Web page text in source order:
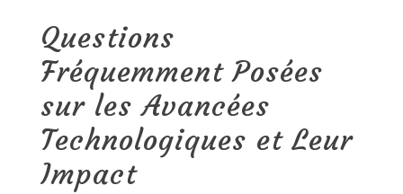
Questions
Fréquemment Posées
sur les Avancées
Technologiques et Leur
Impact